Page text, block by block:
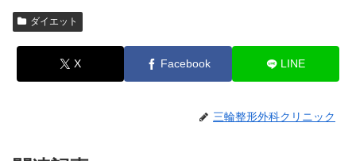
ダイエット
X Facebook LINE
三輪整形外科クリニック